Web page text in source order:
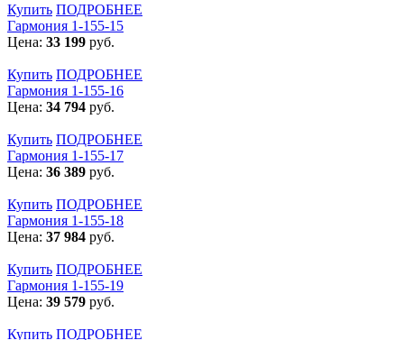
Купить ПОДРОБНЕЕ
Гармония 1-155-15
Цена: 33 199 руб.
Купить ПОДРОБНЕЕ
Гармония 1-155-16
Цена: 34 794 руб.
Купить ПОДРОБНЕЕ
Гармония 1-155-17
Цена: 36 389 руб.
Купить ПОДРОБНЕЕ
Гармония 1-155-18
Цена: 37 984 руб.
Купить ПОДРОБНЕЕ
Гармония 1-155-19
Цена: 39 579 руб.
Купить ПОДРОБНЕЕ